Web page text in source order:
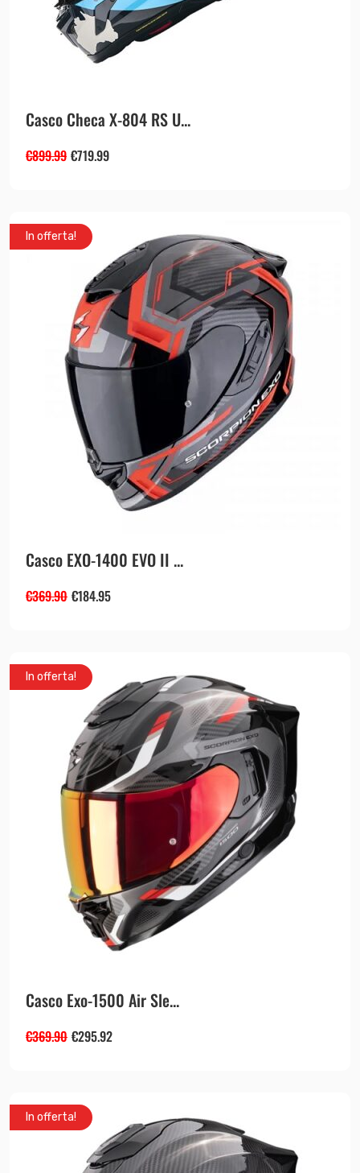
Casco Checa X-804 RS U...
€899.99 €719.99
In offerta!
Casco EXO-1400 EVO II ...
€369.90 €184.95
In offerta!
Casco Exo-1500 Air Sle...
€369.90 €295.92
In offerta!